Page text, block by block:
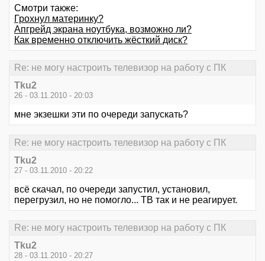
Смотри также:
Грохнул материнку?
Апгрейд экрана ноутбука, возможно ли?
Как временно отключить жёсткий диск?
Re: не могу настроить телевизор на работу с ПК
Tku2
26 - 03.11.2010 - 20:03
мне экзешки эти по очереди запускать?
Re: не могу настроить телевизор на работу с ПК
Tku2
27 - 03.11.2010 - 20:22
всё скачал, по очереди запустил, установил,
перегрузил, но не помогло... ТВ так и не реагирует.
Re: не могу настроить телевизор на работу с ПК
Tku2
28 - 03.11.2010 - 20:27